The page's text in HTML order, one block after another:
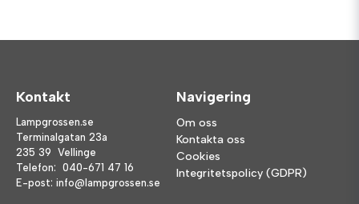
Kontakt
Lampgrossen.se
Terminalgatan 23a
235 39 Vellinge
Telefon: 040-671 47 16
E-post: info@lampgrossen.se
Navigering
Om oss
Kontakta oss
Cookies
Integritetspolicy (GDPR)